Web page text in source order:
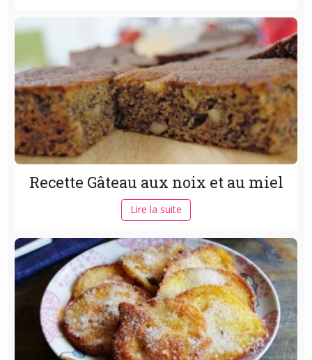
Recette Gâteau aux noix et au miel
Lire la suite